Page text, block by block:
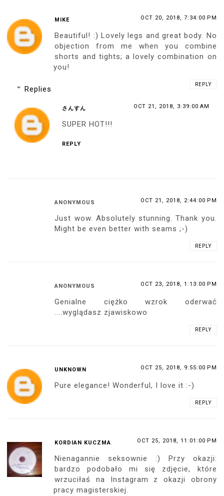
MIKE OCT 20, 2018, 7:34:00 PM
Beautiful! :) Lovely legs and great body. No
objection from me when you combine
shorts and tights; a lovely combination on
you!
REPLY
Replies
さんすん OCT 21, 2018, 3:39:00 AM
SUPER HOT!!!
REPLY
ANONYMOUS OCT 21, 2018, 2:44:00 PM
Just wow. Absolutely stunning. Thank you.
Might be even better with seams ;-)
REPLY
ANONYMOUS OCT 23, 2018, 1:13:00 PM
Genialne ciężko wzrok oderwać
....wyglądasz zjawiskowo
REPLY
UNKNOWN OCT 25, 2018, 9:55:00 PM
Pure elegance! Wonderful, I love it :-)
REPLY
KORDIAN KUCZMA OCT 25, 2018, 11:01:00 PM
Nienagannie seksownie :) Przy okazji:
bardzo podobało mi się zdjęcie, które
wrzuciłaś na Instagram z okazji obrony
pracy magisterskiej.